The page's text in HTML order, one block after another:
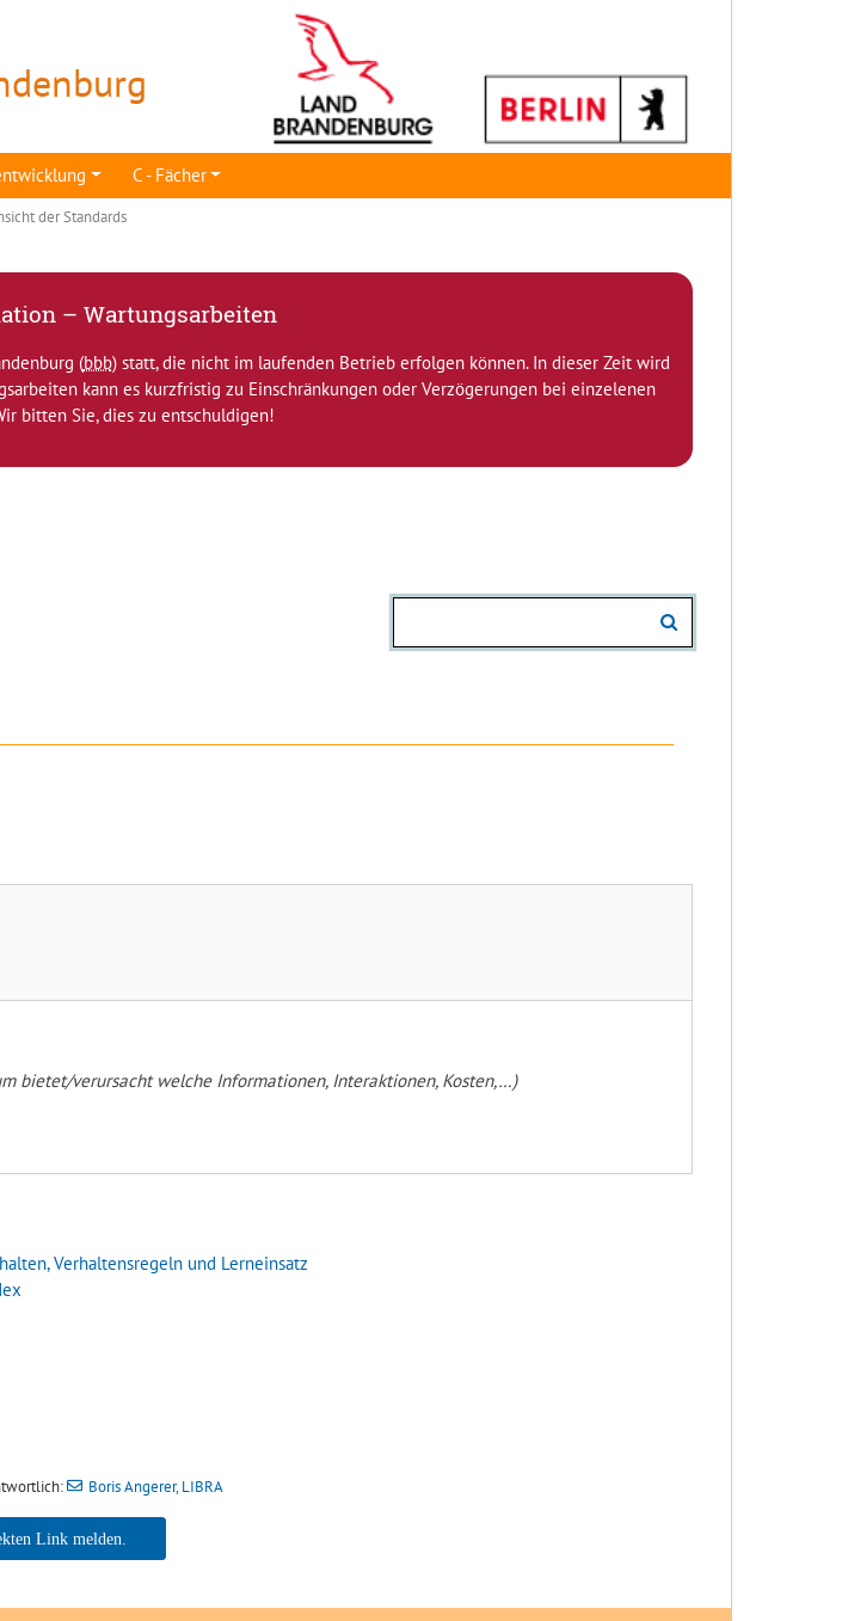
C - Fächer
der Standards
– Wartungsarbeiten
(bbb) statt, die nicht im laufenden Betrieb erfolgen können. In dieser Zeit wird
kann es kurzfristig zu Einschränkungen oder Verzögerungen bei einzelenen
bitten Sie, dies zu entschuldigen!
bietet/verursacht welche Informationen, Interaktionen, Kosten,…)
Verhaltensregeln und Lerneinsatz
Boris Angerer, LIBRA
Angerer, LIBRA